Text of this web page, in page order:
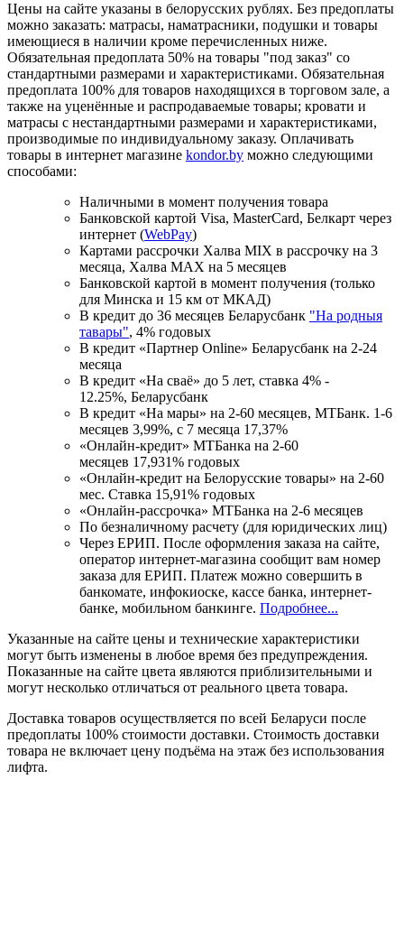
Цены на сайте указаны в белорусских рублях. Без предоплаты
можно заказать: матрасы, наматрасники, подушки и товары
имеющиеся в наличии кроме перечисленных ниже.
Обязательная предоплата 50% на товары "под заказ" со
стандартными размерами и характеристиками. Обязательная
предоплата 100% для товаров находящихся в торговом зале, а
также на уценённые и распродаваемые товары; кровати и
матрасы с нестандартными размерами и характеристиками,
производимые по индивидуальному заказу. Оплачивать
товары в интернет магазине kondor.by можно следующими
способами:
Наличными в момент получения товара
Банковской картой Visa, MasterCard, Белкарт через
интернет (WebPay)
Картами рассрочки Халва MIX в рассрочку на 3
месяца, Халва MАХ на 5 месяцев
Банковской картой в момент получения (только
для Минска и 15 км от МКАД)
В кредит до 36 месяцев Беларусбанк "На родныя
тавары", 4% годовых
В кредит «Партнер Online» Беларусбанк на 2-24
месяца
В кредит «На сваё» до 5 лет, ставка 4% -
12.25%, Беларусбанк
В кредит «На мары» на 2-60 месяцев, МТБанк. 1-6
месяцев 3,99%, с 7 месяца 17,37%
«Онлайн-кредит» МТБанка на 2-60
месяцев 17,931% годовых
«Онлайн-кредит на Белорусские товары» на 2-60
мес. Ставка 15,91% годовых
«Онлайн-рассрочка» МТБанка на 2-6 месяцев
По безналичному расчету (для юридических лиц)
Через ЕРИП. После оформления заказа на сайте,
оператор интернет-магазина сообщит вам номер
заказа для ЕРИП. Платеж можно совершить в
банкомате, инфокиоске, кассе банка, интернет-
банке, мобильном банкинге. Подробнее...
Указанные на сайте цены и технические характеристики
могут быть изменены в любое время без предупреждения.
Показанные на сайте цвета являются приблизительными и
могут несколько отличаться от реального цвета товара.
Доставка товаров осуществляется по всей Беларуси после
предоплаты 100% стоимости доставки. Стоимость доставки
товара не включает цену подъёма на этаж без использования
лифта.